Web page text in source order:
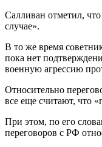
Салливан отметил,
случае».
В то же время
пока нет
военную агрессию
Относительно
все еще считают, что
При этом, по его
переговоров с РФ